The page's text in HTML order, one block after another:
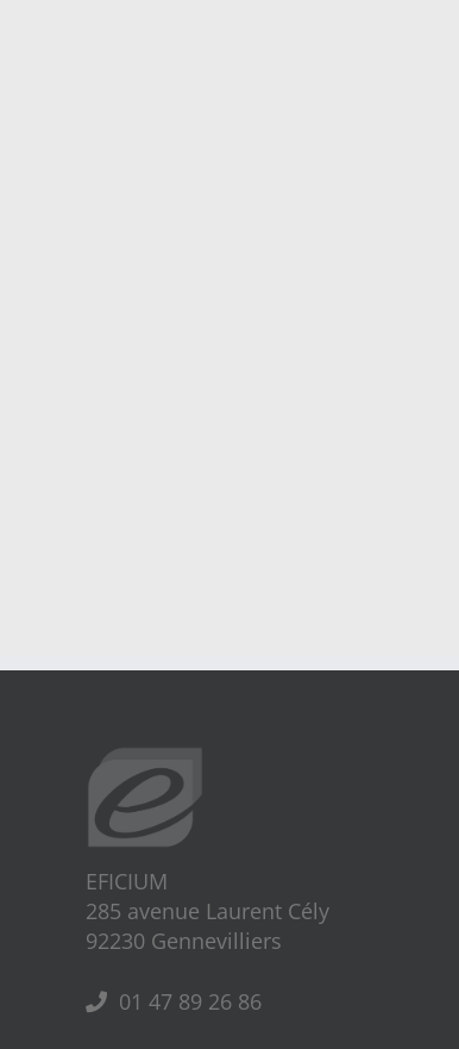
EFICIUM
285 avenue Laurent Cély
92230 Gennevilliers
01 47 89 26 86